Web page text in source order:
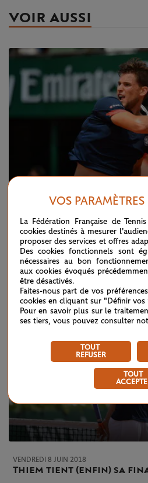
VOIR AUSSI
VENDREDI 8 JUIN 2018
Thiem-Cecchinato :
VENDREDI 8 JUIN 2018
Thiem tient (enfin) sa
VOS
La Fédération Française de
cookies destinés à mesurer
proposer des services et offres
Des cookies fonctionnels sont
nécessaires au bon
aux cookies évoqués
être désactivés.
Faites-nous part de vos
cookies en cliquant sur "Définir vos
Pour en savoir plus sur le
ses tiers, vous pouvez consulter
TOUT
REFUSER
TOUT